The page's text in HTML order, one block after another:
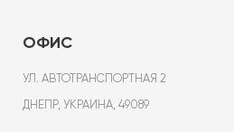
ОФИС
УЛ. АВТОТРАНСПОРТНАЯ 2
ДНЕПР, УКРАИНА, 49089